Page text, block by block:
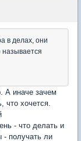
в делах, они
называется
А иначе зачем
что хочется.
- что делать и
- получать ли